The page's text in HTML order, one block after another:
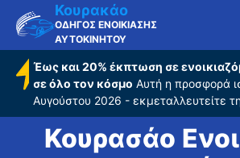
Κουρακάο
ΟΔΗΓΟΣ ΕΝΟΙΚΙΑΣΗΣ
ΑΥΤΟΚΙΝΗΤΟΥ
Έως και 20% έκπτωση σε
σε όλο τον κόσμο Αυτή η προσφορά
Αυγούστου 2026 - εκμεταλλευτείτε
Κουρασάο